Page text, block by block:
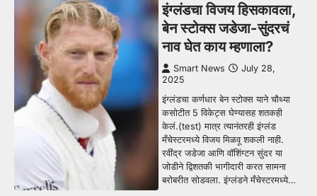
इंग्लंडचा विजय हिसकावला,
बेन स्टोक्स जडेजा-सुंदरचं
नाव घेत काय म्हणाला?
Smart News
July 28,
2025
इंग्लंडचा कर्णधार बेन स्टोक्स याने चौथ्या
कसोटीत 5 विकेट्स घेण्यासह शतकही
केलं.(test) मात्र त्यानंतरही इंग्लंड
मँचेस्टरमध्ये विजय मिळवू शकली नाही.
रवींद्र जडेजा आणि वॉशिंग्टन सुंदर या
जोडीने द्विशतकी भागीदारी करत सामना
बरोबरीत सोडवला. इंग्लंडने मँचेस्टरमध्ये…